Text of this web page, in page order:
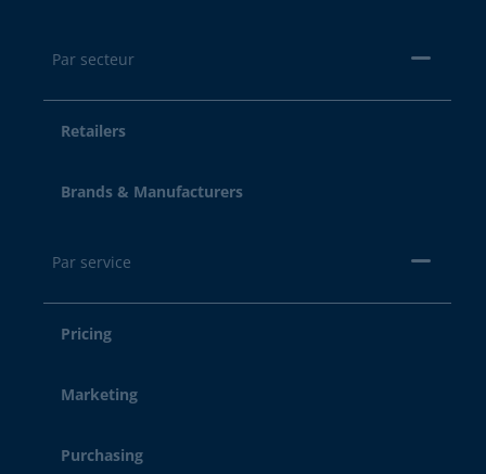
Par secteur
Retailers
Brands & Manufacturers
Par service
Pricing
Marketing
Purchasing